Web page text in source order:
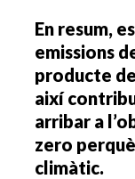
En resum,
emissions
producte
així
arribar a
zero
climàtic.